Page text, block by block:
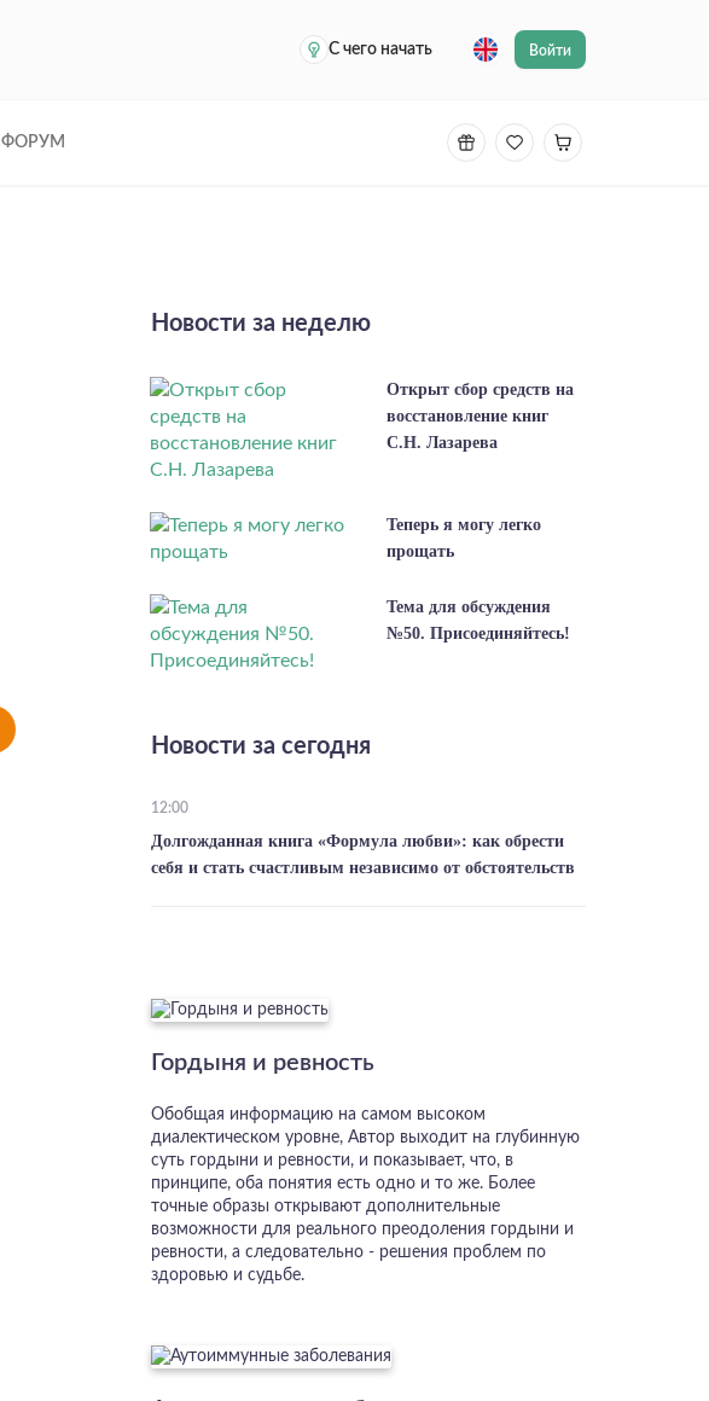
С чего начать
Войти
ФОРУМ
Новости за неделю
Открыт сбор средств на
восстановление книг
С.Н. Лазарева
Теперь я могу легко
прощать
Тема для обсуждения
№50. Присоединяйтесь!
Новости за сегодня
12:00
Долгожданная книга «Формула любви»: как обрести
себя и стать счастливым независимо от обстоятельств
Гордыня и ревность
Обобщая информацию на самом высоком
диалектическом уровне, Автор выходит на глубинную
суть гордыни и ревности, и показывает, что, в
принципе, оба понятия есть одно и то же. Более
точные образы открывают дополнительные
возможности для реального преодоления гордыни и
ревности, а следовательно - решения проблем по
здоровью и судьбе.